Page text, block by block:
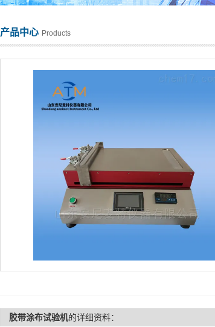
产品中心 Products
胶带涂布试验机的详细资料：